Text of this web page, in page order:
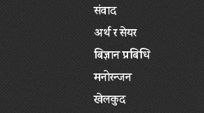
संवाद
अर्थ र सेयर
बिज्ञान प्रबिधि
मनोरन्जन
खेलकुद